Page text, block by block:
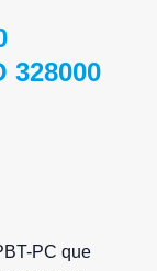
328000
PC que